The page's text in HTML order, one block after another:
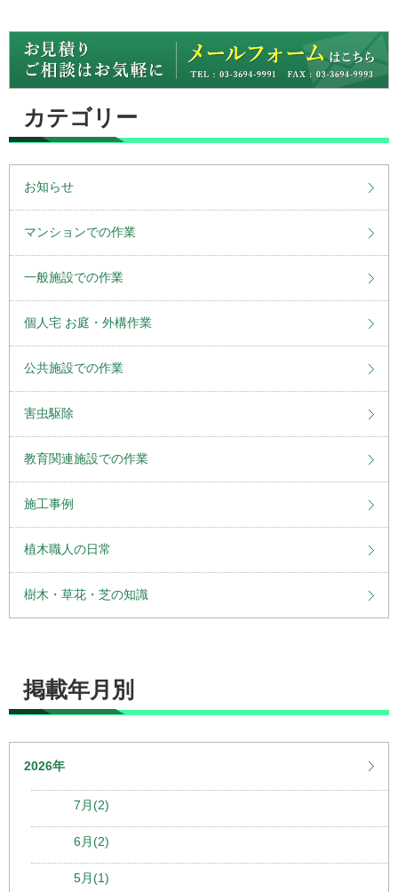
カテゴリー
お知らせ
マンションでの作業
一般施設での作業
個人宅 お庭・外構作業
公共施設での作業
害虫駆除
教育関連施設での作業
施工事例
植木職人の日常
樹木・草花・芝の知識
掲載年月別
2026年
7月(2)
6月(2)
5月(1)